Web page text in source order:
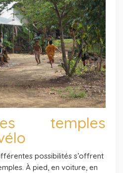
temples
possibilités s’offrent
À pied, en voiture, en